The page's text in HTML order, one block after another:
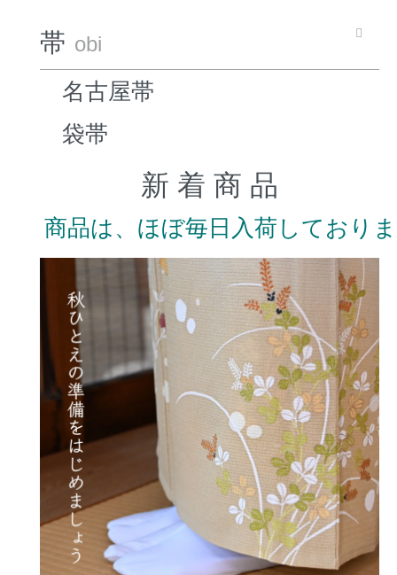
帯 obi
名古屋帯
袋帯
新 着 商 品
商品は、ほぼ毎日入荷しており